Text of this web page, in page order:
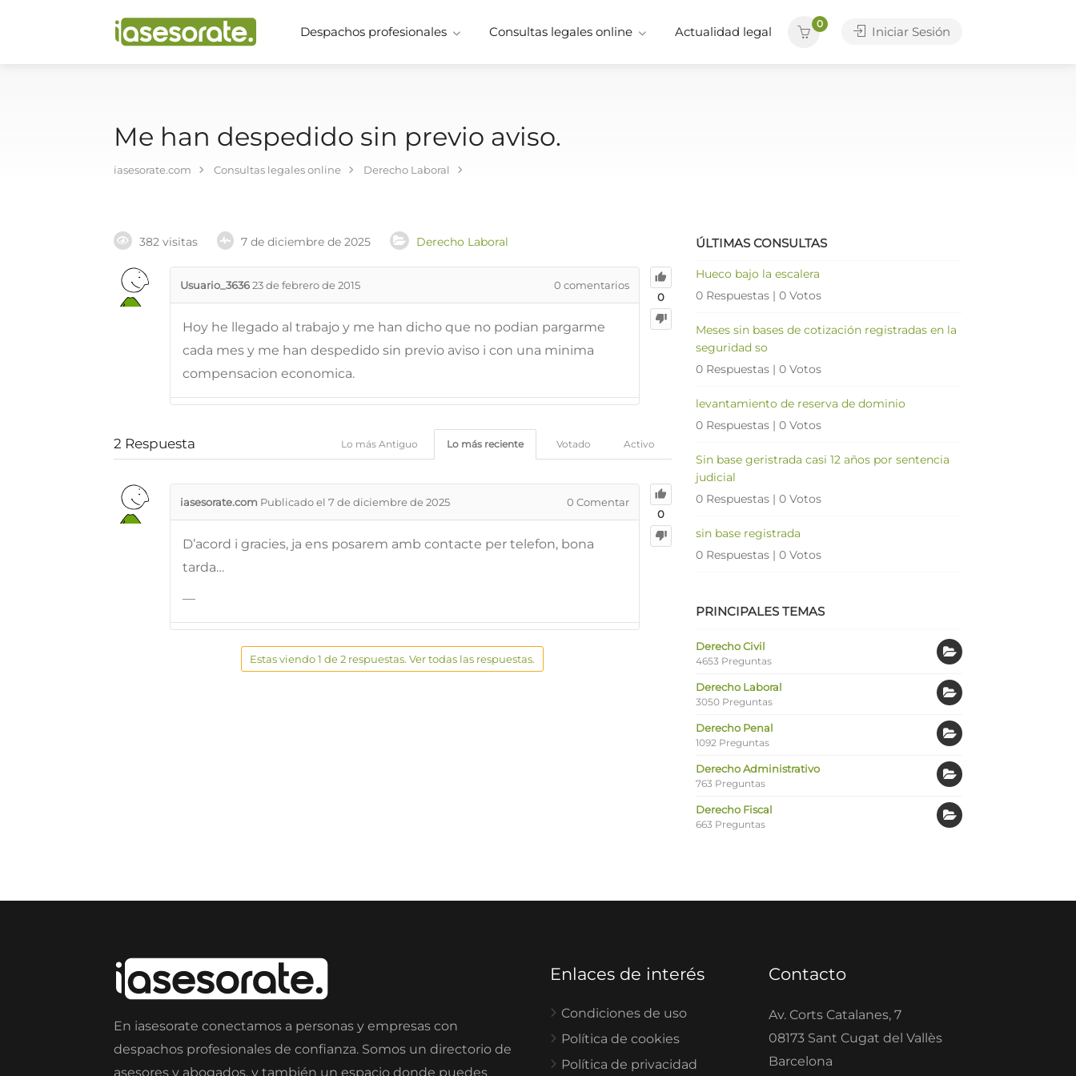
Despachos profesionales Consultas legales online Actualidad legal
0
Iniciar Sesión
Me han despedido sin previo aviso.
iasesorate.com Consultas legales online Derecho Laboral
382 visitas 7 de diciembre de 2025 Derecho Laboral
0
Usuario_363623 de febrero de 2015 0 comentarios
Hoy he llegado al trabajo y me han dicho que no podian pargarme
cada mes y me han despedido sin previo aviso i con una minima
compensacion economica.
2 Respuesta Activo
Votado
Lo más reciente
Lo más Antiguo
0
iasesorate.com Publicado el 7 de diciembre de 2025 0 Comentar
D’acord i gracies, ja ens posarem amb contacte per telefon, bona
tarda…
—
Estas viendo 1 de 2 respuestas. Ver todas las respuestas.
ÚLTIMAS CONSULTAS
Hueco bajo la escalera
0 Respuestas | 0 Votos
Meses sin bases de cotización registradas en la
seguridad so
0 Respuestas | 0 Votos
levantamiento de reserva de dominio
0 Respuestas | 0 Votos
Sin base geristrada casi 12 años por sentencia
judicial
0 Respuestas | 0 Votos
sin base registrada
0 Respuestas | 0 Votos
PRINCIPALES TEMAS
Derecho Civil
4653 Preguntas
Derecho Laboral
3050 Preguntas
Derecho Penal
1092 Preguntas
Derecho Administrativo
763 Preguntas
Derecho Fiscal
663 Preguntas
En iasesorate conectamos a personas y empresas con
despachos profesionales de confianza. Somos un directorio de
asesores y abogados, y también un espacio donde puedes
Enlaces de interés
Condiciones de uso
Política de cookies
Política de privacidad
Contacto
Av. Corts Catalanes, 7
08173 Sant Cugat del Vallès
Barcelona